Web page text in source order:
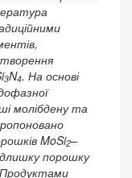
3N4. На основі
молібдену та
MoSi2–
порошку
Продуктами